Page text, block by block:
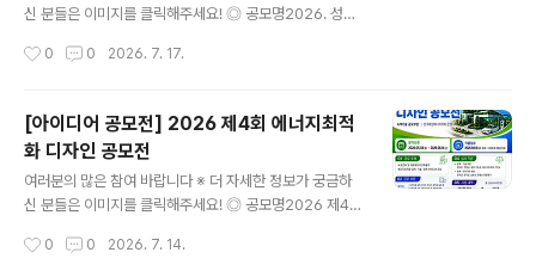
는 획기적인 아이디어 공모 ◎ 부문 및 주제(1) 에세이부문
한 아이..
신 분들은 이미지를 클릭해주세요! ◎ 공모명2026. 성남
6.(월) ~ 7. 31.(금) 18:00까지 ◎ 공모주제청년의 시각에
명)※ 대표자 포함 최소 1인에서 최대 5인까지 구성하여 참
가 가능※ 팀당 2건 까지 제출 가능하나, 개인이 2개의 팀
참가 불가 ◎ 참가자격성남시에 거주하거나 재학 또는 재
직 중인 19~39세 청년※ 자격 검증: 신청기간 기준, 청년:
1986년~2007년 출생자※ 다수가 팀을 구성하여 참가하
온라인(성남청년플랫폼 「성남청년다해」) 서류 제출[htt..
0 0 2026. 7. 17.
[아이디어 공모전] 2026 제4회 에너지최적
화 디자인 공모전
여러분의 많은 참여 바랍니다 ※ 더 자세한 정보가 궁금하
신 분들은 이미지를 클릭해주세요! ◎ 공모명2026 제4회
설계를 통한 건축물의 에너지절약 설계기술 아이디어, 녹
0 0 2026. 7. 14.